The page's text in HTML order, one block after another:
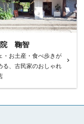
院 鞠智
・お土産・食べ歩きが
る、古民家のおしゃれ